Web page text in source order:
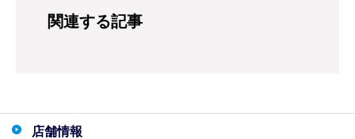
関連する記事
店舗情報